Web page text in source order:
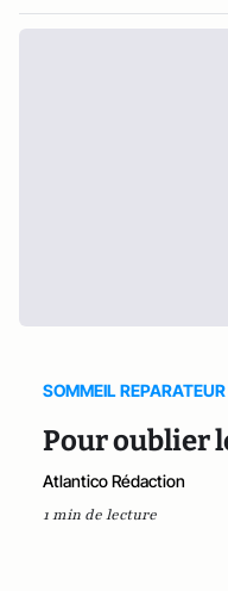
SOMMEIL REPARATEUR
Pour oublier
Atlantico Rédaction
1 min de lecture